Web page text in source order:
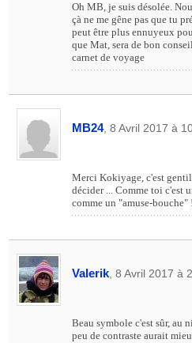
Oh MB, je suis désolée.
çà ne me gêne pas que tu
peut être plus ennuyeux
que Mat, sera de bon
carnet de voyage
MB24, 8 Avril 2017 à
Merci Kokiyage, c'est
décider ... Comme toi c'est
comme un "amuse-bouche"
Valerik , 8 Avril 2017 à
Beau symbole c'est sûr, au
peu de contraste aurait